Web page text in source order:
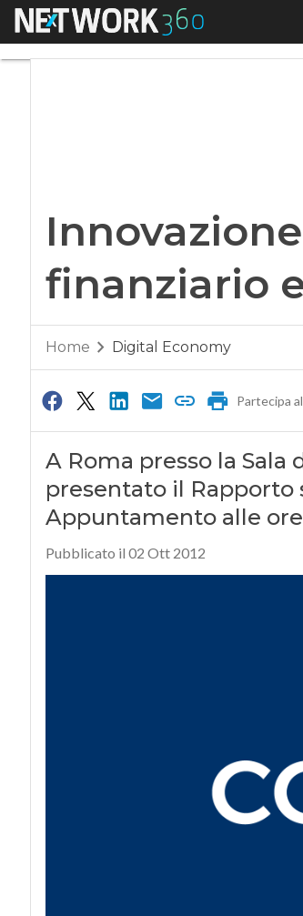
Menu
finanziario
Home Digital Economy
Partecipa
A Roma presso la Sala
presentato il Rapporto
Appuntamento alle ore
Pubblicato il 02 Ott 2012